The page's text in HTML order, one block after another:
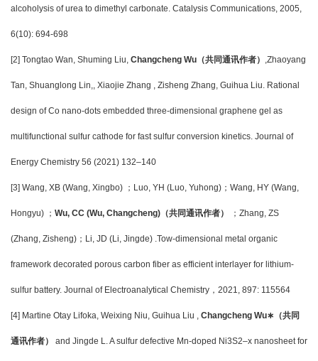
alcoholysis of urea to dimethyl carbonate. Catalysis Communications, 2005,
6(10): 694-698
[2] Tongtao Wan, Shuming Liu, Changcheng Wu （共同通讯作者） ,Zhaoyang
Tan, Shuanglong Lin,, Xiaojie Zhang , Zisheng Zhang, Guihua Liu. Rational
design of Co nano-dots embedded three-dimensional graphene gel as
multifunctional sulfur cathode for fast sulfur conversion kinetics. Journal of
Energy Chemistry 56 (2021) 132–140
[3] Wang, XB (Wang, Xingbo) ；Luo, YH (Luo, Yuhong)；Wang, HY (Wang,
Hongyu) ； Wu, CC (Wu, Changcheng)（共同通讯作者） ；Zhang, ZS
(Zhang, Zisheng)；Li, JD (Li, Jingde) .Tow-dimensional metal organic
framework decorated porous carbon fiber as efficient interlayer for lithium-
sulfur battery. Journal of Electroanalytical Chemistry，2021, 897: 115564
[4] Martine Otay Lifoka, Weixing Niu, Guihua Liu , Changcheng Wu∗（共同
通讯作者） and Jingde L. A sulfur defective Mn-doped Ni3S2–x nanosheet for